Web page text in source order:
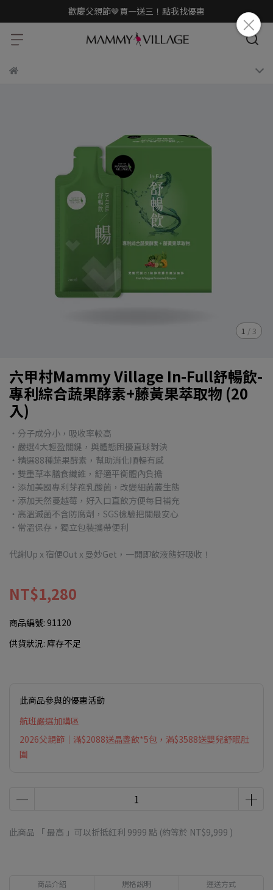
歡慶父親節🤎買一送三！點我找優惠
1 / 3
六甲村Mammy Village In-Full舒暢飲-
專利綜合蔬果酵素+藤黃果萃取物 (20
入)
・分子成分小，吸收率較高
・嚴選4大輕盈關鍵，與體態困擾直球對決
・精選88種蔬果酵素，幫助消化順暢有感
・雙重草本膳食纖維，舒適平衡體內負擔
・添加美國專利芽孢乳酸菌，改變細菌叢生態
・添加天然蔓越莓，好入口直飲方便每日補充
・高溫滅菌不含防腐劑，SGS檢驗把關最安心
・常溫保存，獨立包裝攜帶便利
代謝Up x 宿便Out x 曼妙Get，一開即飲液態好吸收！
NT$1,280
商品編號: 91120
供貨狀況: 庫存不足
此商品參與的優惠活動
航班嚴選加購區
2026父親節｜滿$2088送晶盞飲*5包，滿$3588送嬰兒舒眠肚
圍
此商品 「 最高 」可以折抵紅利 9999 點 (約等於 NT$9,999 )
商品介紹 規格說明 運送方式